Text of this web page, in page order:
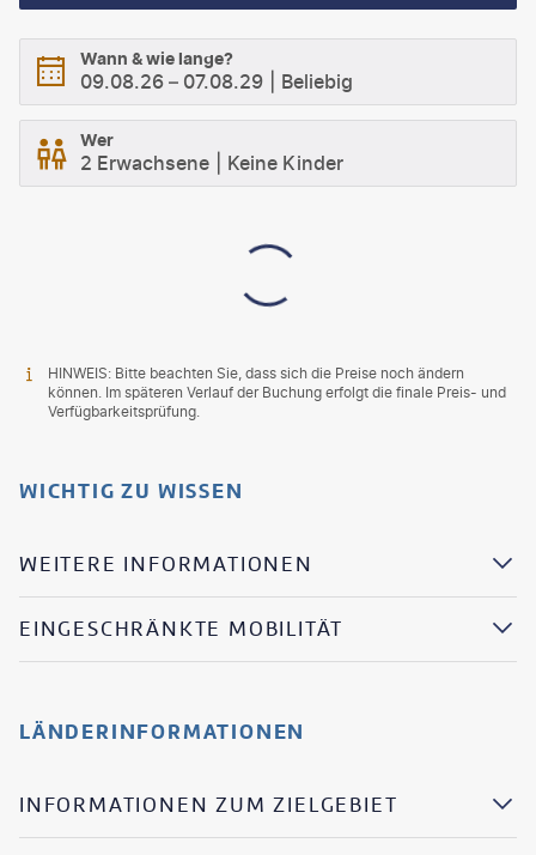
Wann & wie lange?
09.08.26 – 07.08.29 Beliebig
Wer
2 Erwachsene Keine Kinder
HINWEIS: Bitte beachten Sie, dass sich die Preise noch ändern
können. Im späteren Verlauf der Buchung erfolgt die finale Preis- und
Verfügbarkeitsprüfung.
WICHTIG ZU WISSEN
WEITERE INFORMATIONEN
EINGESCHRÄNKTE MOBILITÄT
LÄNDERINFORMATIONEN
INFORMATIONEN ZUM ZIELGEBIET